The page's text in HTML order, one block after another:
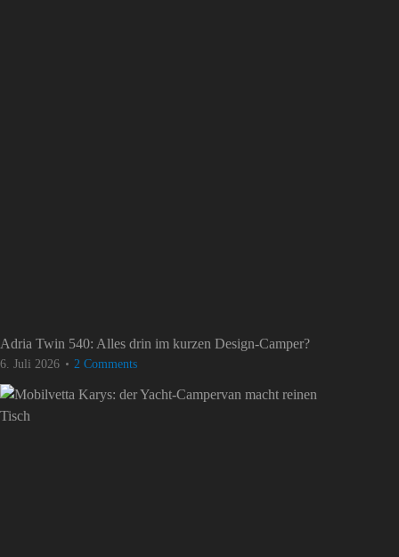
Adria Twin 540: Alles drin im kurzen Design-Camper?
6. Juli 2026 2 Comments